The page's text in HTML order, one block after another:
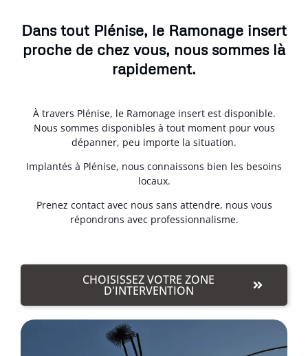
Dans tout Plénise, le Ramonage insert
proche de chez vous, nous sommes là
rapidement.
À travers Plénise, le Ramonage insert est disponible.
Nous sommes disponibles à tout moment pour vous
dépanner, peu importe la situation.
Implantés à Plénise, nous connaissons bien les besoins
locaux.
Prenez contact avec nous sans attendre, nous vous
répondrons avec professionnalisme.
CHOISISSEZ VOTRE ZONE
D'INTERVENTION